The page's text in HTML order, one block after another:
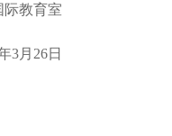
际教育室
3月26日